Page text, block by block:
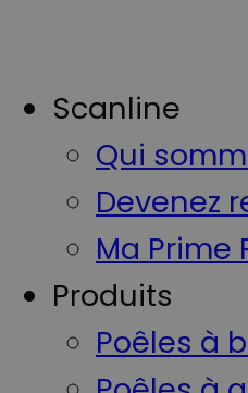
Scanline
Qui
Devenez
Ma Prime
Produits
Poêles à